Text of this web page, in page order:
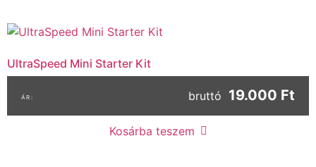
UltraSpeed Mini Starter Kit
bruttó 19.000 Ft
Kosárba teszem